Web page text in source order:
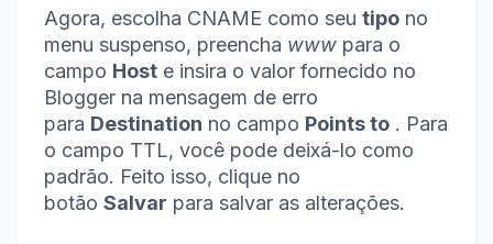
Agora, escolha CNAME como seu tipo no
menu suspenso, preencha www para o
campo Host e insira o valor fornecido no
Blogger na mensagem de erro
para Destination no campo Points to . Para
o campo TTL, você pode deixá-lo como
padrão. Feito isso, clique no
botão Salvar para salvar as alterações.